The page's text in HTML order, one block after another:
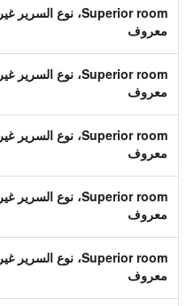
Superior room، نوع السرير غير
معروف
Superior room، نوع السرير غير
معروف
Superior room، نوع السرير غير
معروف
Superior room، نوع السرير غير
معروف
Superior room، نوع السرير غير
معروف